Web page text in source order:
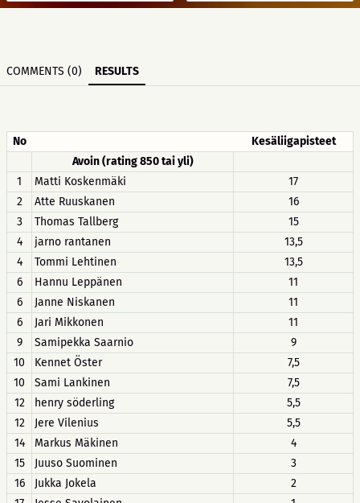
COMMENTS (0) RESULTS
No
Kesäliigapisteet
Avoin (rating 850 tai yli)
1
Matti Koskenmäki
17
2
Atte Ruuskanen
16
3
Thomas Tallberg
15
4
jarno rantanen
13,5
4
Tommi Lehtinen
13,5
6
Hannu Leppänen
11
6
Janne Niskanen
11
6
Jari Mikkonen
11
9
Samipekka Saarnio
9
10
Kennet Öster
7,5
10
Sami Lankinen
7,5
12
henry söderling
5,5
12
Jere Vilenius
5,5
14
Markus Mäkinen
4
15
Juuso Suominen
3
16
Jukka Jokela
2